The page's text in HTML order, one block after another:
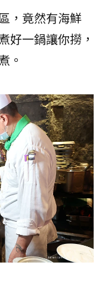
，竟然有海鮮
好一鍋讓你撈，
。